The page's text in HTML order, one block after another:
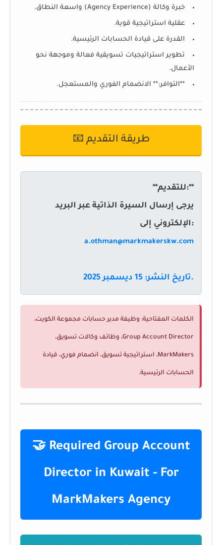
خبرة وكالة (Agency Experience) واسعة النطاق.
عقلية استراتيجية قوية.
القدرة على قيادة الحسابات الرئيسية.
تطوير استراتيجيات تسويقية فعالة وموجهة نحو
الأعمال.
**التوافر:** الانضمام الفوري والمستعجل.
طريقة التقديم 📧
**للتقديم:**
يرجى إرسال السيرة الذاتية عبر البريد
الإلكتروني إلى:
a.othman@markmakerskw.com
تاريخ النشر: 15 ديسمبر 2025.
الكلمات المفتاحية: وظيفة مدير حسابات مجموعة الكويت،
Group Account Director، وظائف وكالات تسويق،
MarkMakers، استراتيجية تسويق، انضمام فوري، قيادة
الحسابات الرئيسية.
🤝 Required Group Account
Director in Kuwait - For
MarkMakers Agency